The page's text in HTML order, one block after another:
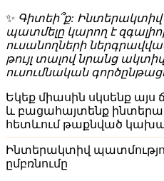
✨ Գիտեի՞ք: Ինտերակտիվ
պատմելը կարող է
ուսանողների
թույլ տալով նրանց
ուսումնական
Եկեք միասին սկսենք
և բացահայտենք
հետևում թաքնված
Ինտերակտիվ
ըմբռնումը